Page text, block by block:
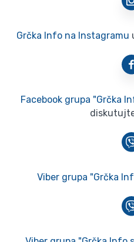
Grčka Info na Instagramu
Facebook grupa "Grčka
Viber grupa "Grčka